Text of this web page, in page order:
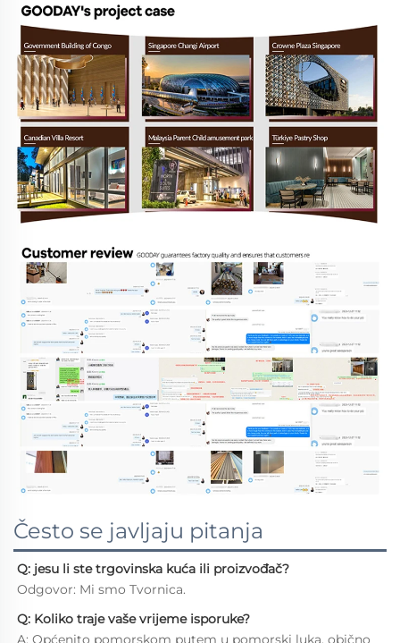
Često se javljaju pitanja
Q: jesu li ste trgovinska kuća ili proizvođač?
Odgovor: Mi smo Tvornica.
Q: Koliko traje vaše vrijeme isporuke?
A: Općenito pomorskom putem u pomorski luka, obično